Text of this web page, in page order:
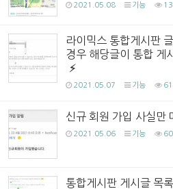
2021.05.08 기능
라이믹스 통합게시판
경우 해당글이 통합 게
2021.05.07 기능
신규 회원 가입 사실만
2021.05.06 기능
통합게시판 게시글 목